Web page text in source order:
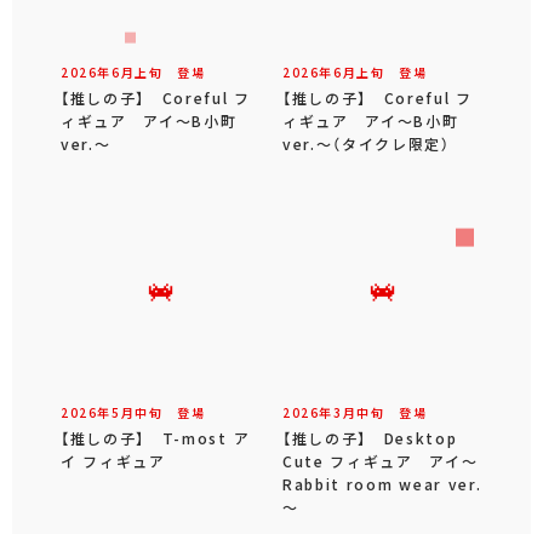
2026年6 月 上旬 登場
【推しの子】 Coreful フ
ィギュア アイ～B小町
ver.～
2026年6 月 上旬 登場
【推しの子】 Coreful フ
ィギュア アイ～B小町
ver.～（タイクレ限定）
2026年5 月中旬 登場
【推しの子】 T-most ア
イ フィギュア
2026年3 月中旬 登場
【推しの子】 Desktop
Cute フィギュア アイ～
Rabbit room wear ver.
～